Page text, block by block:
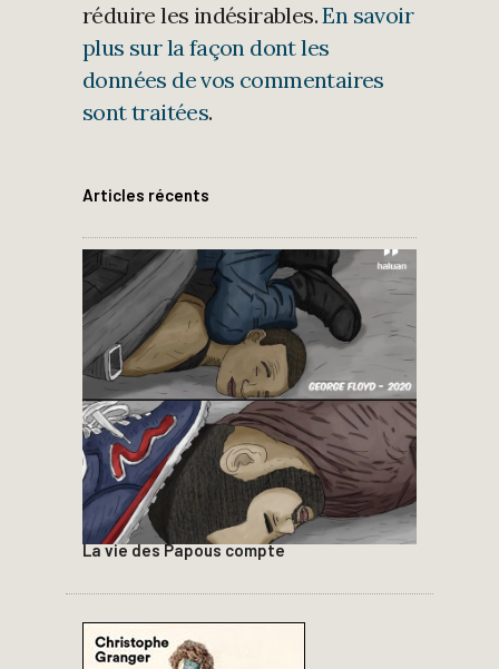
réduire les indésirables.En savoir
plus sur la façon dont les
données de vos commentaires
sont traitées.
Articles récents
La vie des Papous compte